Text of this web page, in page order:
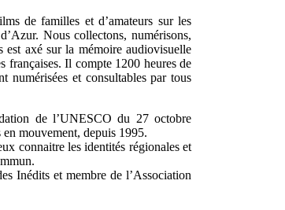
de familles et d’amateurs sur les
Nous collectons, numérisons,
est axé sur la mémoire audiovisuelle
françaises. Il compte 1200 heures de
numérisées et consultables par tous
de l’UNESCO du 27 octobre
mouvement, depuis 1995.
connaitre les identités régionales et
Inédits et membre de l’Association